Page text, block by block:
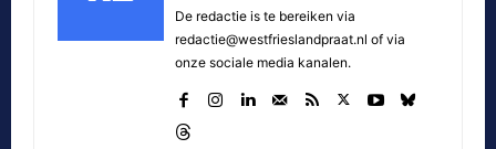
De redactie is te bereiken via
redactie@westfrieslandpraat.nl of via
onze sociale media kanalen.